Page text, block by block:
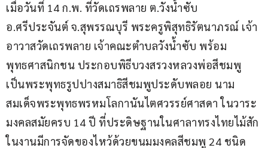
เมื่อวันที่ 14 ก.พ. ที่วัดเถรพลาย ต.วังน้ำซับ
อ.ศรีประจันต์ จ.สุพรรณบุรี พระครูพิสุทธิรัตนาภรณ์ เจ้า
อาวาสวัดเถรพลาย เจ้าคณะตำบลวังน้ำซับ พร้อม
พุทธศาสนิกชน ประกอบพิธีบวงสรวงหลวงพ่อสีชมพู
เป็นพระพุทธรูปปางสมาธิสีชมพูประดับพลอย นาม
สมเด็จพระพุทธพรหมโลกานันไตศวรรย์ศาสดา ในวาระ
มงคลสมัยครบ 14 ปี ที่ประดิษฐานในศาลาทรงไทยไม้สัก
ในงานมีการจัดของไหว้ด้วยขนมมงคลสีชมพู 24 ชนิด